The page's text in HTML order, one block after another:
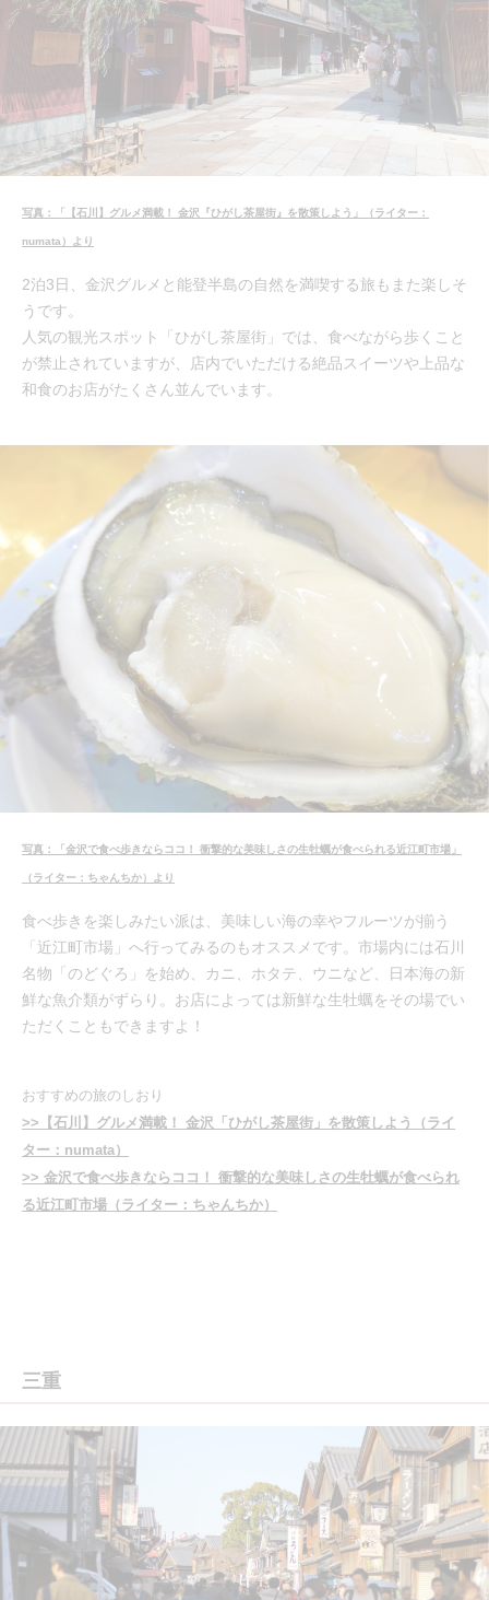
写真：「【石川】グルメ満載！ 金沢『ひがし茶屋街』を散策しよう」（ライター：
numata）より
2泊3日、金沢グルメと能登半島の自然を満喫する旅もまた楽しそ
うです。
人気の観光スポット「ひがし茶屋街」では、食べながら歩くこと
が禁止されていますが、店内でいただける絶品スイーツや上品な
和食のお店がたくさん並んでいます。
写真：「金沢で食べ歩きならココ！ 衝撃的な美味しさの生牡蠣が食べられる近江町市場」
（ライター：ちゃんちか）より
食べ歩きを楽しみたい派は、美味しい海の幸やフルーツが揃う
「近江町市場」へ行ってみるのもオススメです。市場内には石川
名物「のどぐろ」を始め、カニ、ホタテ、ウニなど、日本海の新
鮮な魚介類がずらり。お店によっては新鮮な生牡蠣をその場でい
ただくこともできますよ！
おすすめの旅のしおり
>>【石川】グルメ満載！ 金沢「ひがし茶屋街」を散策しよう（ライ
ター：numata）
>> 金沢で食べ歩きならココ！ 衝撃的な美味しさの生牡蠣が食べられ
る近江町市場（ライター：ちゃんちか）
三重